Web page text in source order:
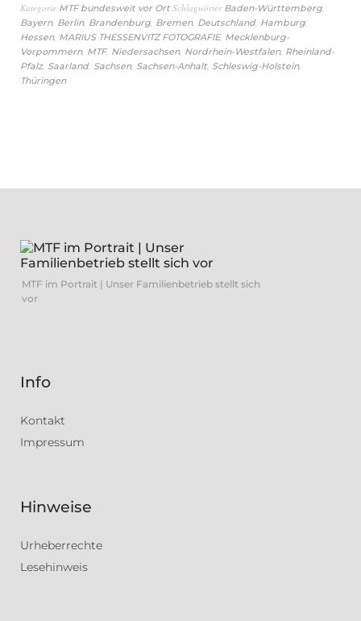
Kategorie MTF bundesweit vor Ort Schlagwörter Baden-Württemberg
Bayern, Berlin, Brandenburg Bremen, Deutschland, Hamburg
Hessen, MARIUS THESSENVITZ FOTOGRAFIE, Mecklenburg-
Vorpommern, MTF, Niedersachsen, Nordrhein-Westfalen, Rheinland-
Pfalz, Saarland, Sachsen, Sachsen-Anhalt Schleswig-Holstein,
Thüringen
MTF im Portrait | Unser Familienbetrieb stellt sich
vor
Info
Kontakt
Impressum
Hinweise
Urheberrechte
Lesehinweis